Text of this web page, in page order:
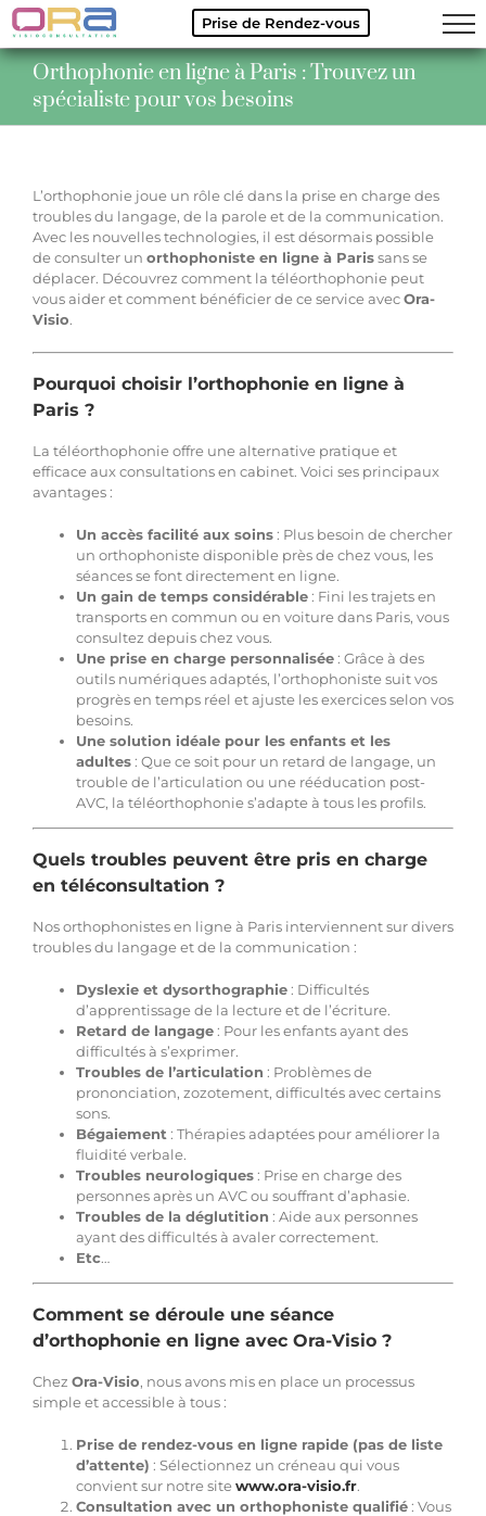
Skip
content
Prise de Rendez-vous
Orthophonie en ligne à Paris : Trouvez un
spécialiste pour vos besoins
L’orthophonie joue un rôle clé dans la prise en charge des
troubles du langage, de la parole et de la communication.
Avec les nouvelles technologies, il est désormais possible
de consulter un orthophoniste en ligne à Parissans se
déplacer. Découvrez comment la téléorthophonie peut
vous aider et comment bénéficier de ce service avecOra-
Visio.
Pourquoi choisir l’orthophonie en ligne à
Paris ?
La téléorthophonie offre une alternative pratique et
efficace aux consultations en cabinet. Voici ses principaux
avantages :
Un accès facilité aux soins: Plus besoin de chercher
un orthophoniste disponible près de chez vous, les
séances se font directement en ligne.
Un gain de temps considérable: Fini les trajets en
transports en commun ou en voiture dans Paris, vous
consultez depuis chez vous.
Une prise en charge personnalisée: Grâce à des
outils numériques adaptés, l’orthophoniste suit vos
progrès en temps réel et ajuste les exercices selon vos
besoins.
Une solution idéale pour les enfants et les
adultes: Que ce soit pour un retard de langage, un
trouble de l’articulation ou une rééducation post-
AVC, la téléorthophonie s’adapte à tous les profils.
Quels troubles peuvent être pris en charge
en téléconsultation ?
Nos orthophonistes en ligne à Paris interviennent sur divers
troubles du langage et de la communication :
Dyslexie et dysorthographie: Difficultés
d’apprentissage de la lecture et de l’écriture.
Retard de langage: Pour les enfants ayant des
difficultés à s’exprimer.
Troubles de l’articulation : Problèmes de
prononciation, zozotement, difficultés avec certains
sons.
Bégaiement : Thérapies adaptées pour améliorer la
fluidité verbale.
Troubles neurologiques: Prise en charge des
personnes après un AVC ou souffrant d’aphasie.
Troubles de la déglutition : Aide aux personnes
ayant des difficultés à avaler correctement.
Etc…
Comment se déroule une séance
d’orthophonie en ligne avec Ora-Visio ?
Chez Ora-Visio, nous avons mis en place un processus
simple et accessible à tous :
Prise de rendez-vous en ligne rapide (pas de liste
d’attente) : Sélectionnez un créneau qui vous
convient sur notre sitewww.ora-visio.fr.
Consultation avec un orthophoniste qualifié: Vous